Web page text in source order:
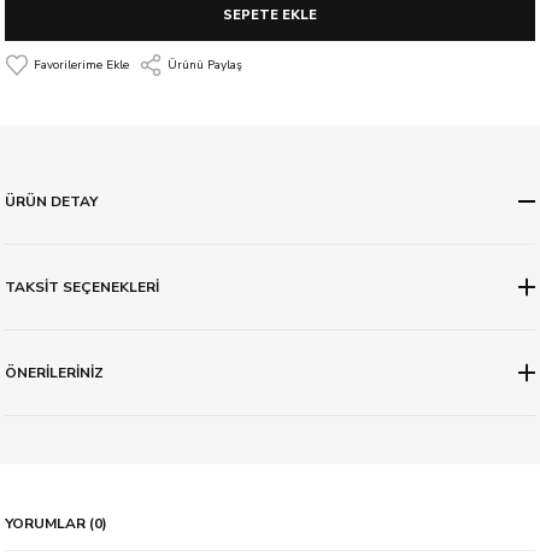
SEPETE EKLE
Ürünü Paylaş
ÜRÜN DETAY
TAKSİT SEÇENEKLERİ
ÖNERİLERİNİZ
YORUMLAR (0)